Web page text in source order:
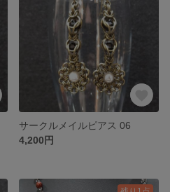
サークルメイルピアス 06
4,200円